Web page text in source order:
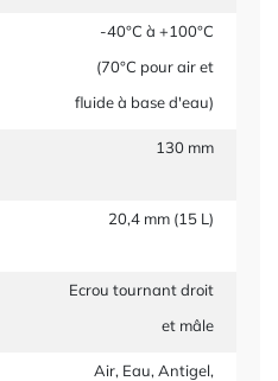
-40°C à +100°C
(70°C pour air et
fluide à base d'eau)
130 mm
20,4 mm (15 L)
Ecrou tournant droit
et mâle
Air, Eau, Antigel,